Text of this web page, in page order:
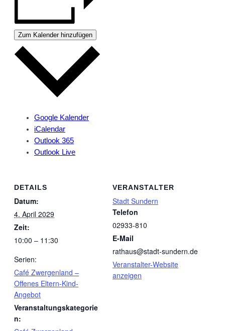
Zum Kalender hinzufügen
Google Kalender
iCalendar
Outlook 365
Outlook Live
DETAILS
Datum:
4. April 2029
Zeit:
10:00 – 11:30
Serien:
Café Zwergenland –
Offenes Eltern-Kind-
Angebot
Veranstaltungskategorie
n:
VERANSTALTER
Stadt Sundern
Telefon
02933-810
E-Mail
rathaus@stadt-sundern.de
Veranstalter-Website
anzeigen